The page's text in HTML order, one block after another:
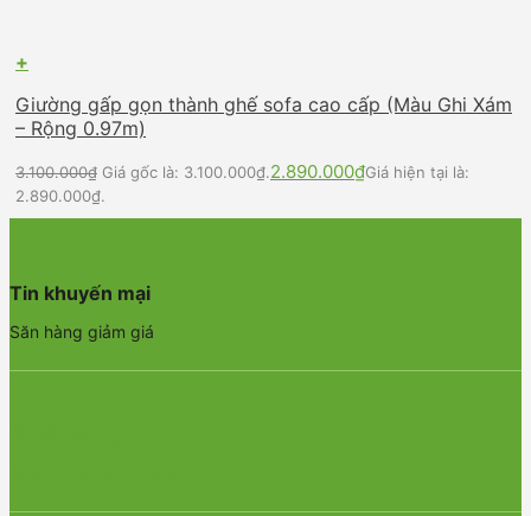
+
Giường gấp gọn thành ghế sofa cao cấp (Màu Ghi Xám
– Rộng 0.97m)
3.100.000₫ Giá gốc là: 3.100.000₫.2.890.000₫Giá hiện tại là:
2.890.000₫.
Tin khuyến mại
Săn hàng giảm giá